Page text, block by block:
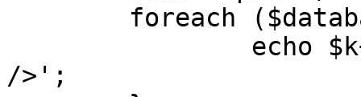
/>';